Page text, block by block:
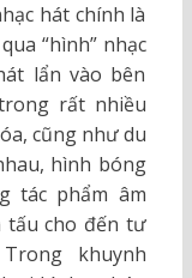
hát chính là
“hình” nhạc
lẩn vào bên
rất nhiều
cũng như du
hình bóng
tác phẩm âm
tấu cho đến tư
khuynh